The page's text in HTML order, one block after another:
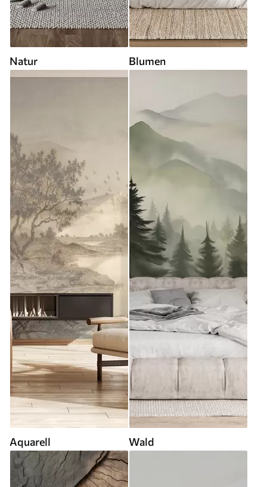
Natur Blumen
Aquarell Wald